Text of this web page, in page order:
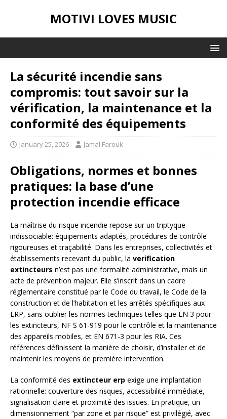
MOTIVI LOVES MUSIC
La sécurité incendie sans
compromis: tout savoir sur la
vérification, la maintenance et la
conformité des équipements
January 25, 2026 Jamal Farouk
Obligations, normes et bonnes
pratiques: la base d’une
protection incendie efficace
La maîtrise du risque incendie repose sur un triptyque
indissociable: équipements adaptés, procédures de contrôle
rigoureuses et traçabilité. Dans les entreprises, collectivités et
établissements recevant du public, la verification
extincteurs n’est pas une formalité administrative, mais un
acte de prévention majeur. Elle s’inscrit dans un cadre
réglementaire constitué par le Code du travail, le Code de la
construction et de l’habitation et les arrêtés spécifiques aux
ERP, sans oublier les normes techniques telles que EN 3 pour
les extincteurs, NF S 61-919 pour le contrôle et la maintenance
des appareils mobiles, et EN 671-3 pour les RIA. Ces
références définissent la manière de choisir, d’installer et de
maintenir les moyens de première intervention.
La conformité des extincteur erp exige une implantation
rationnelle: couverture des risques, accessibilité immédiate,
signalisation claire et proximité des issues. En pratique, un
dimensionnement “par zone et par risque” est privilégié, avec